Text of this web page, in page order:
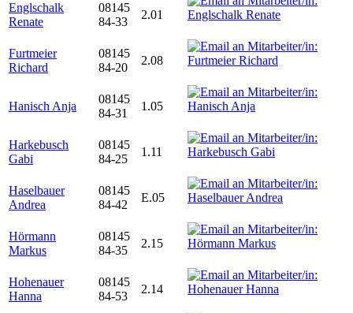
Englschalk
Renate
08145
84-33
2.01
Furtmeier
Richard
08145
84-20
2.08
Hanisch Anja
08145
84-31
1.05
Harkebusch
Gabi
08145
84-25
1.11
Haselbauer
Andrea
08145
84-42
E.05
Hörmann
Markus
08145
84-35
2.15
Hohenauer
Hanna
08145
84-53
2.14